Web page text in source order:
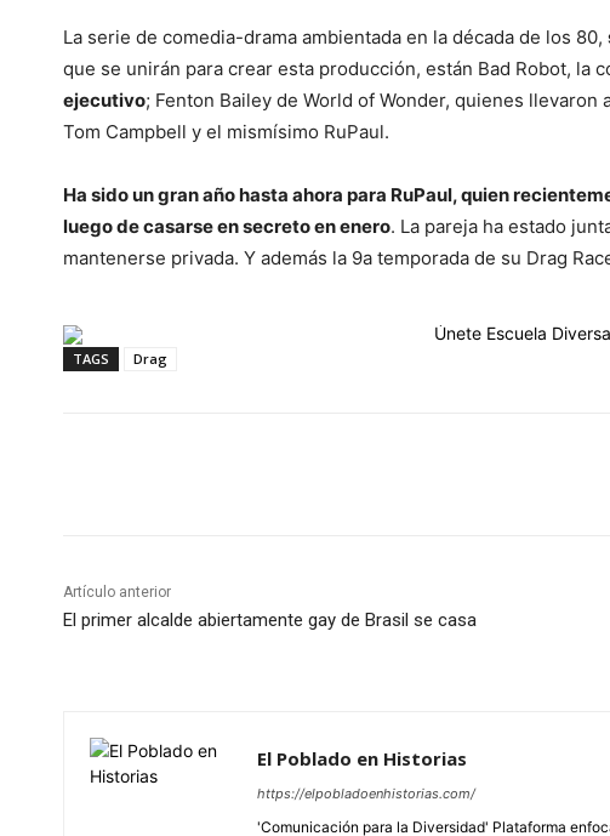
La serie de comedia-drama ambientada en la década de los 80,
que se unirán para crear esta producción, están Bad Robot, la
ejecutivo; Fenton Bailey de World of Wonder, quienes llevaron
Tom Campbell y el mismísimo RuPaul.
Ha sido un gran año hasta ahora para RuPaul, quien
luego de casarse en secreto en enero. La pareja ha estado
mantenerse privada. Y además la 9a temporada de su Drag
TAGS Drag
Artículo anterior
El primer alcalde abiertamente gay de Brasil se casa
El Poblado en Historias
https://elpobladoenhistorias.com/
'Comunicación para la Diversidad' Plataforma